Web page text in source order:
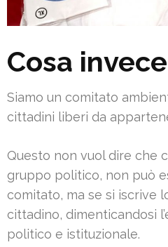
Cosa
Siamo un comitato
cittadini liberi da
Questo non vuol dire che
gruppo politico, non può
comitato, ma se si iscrive
cittadino, dimenticandosi
politico e istituzionale.